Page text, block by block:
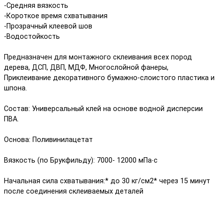
-Средняя вязкость
-Короткое время схватывания
-Прозрачный клеевой шов
-Водостойкость
Предназначен для монтажного склеивания всех пород
дерева, ДСП, ДВП, МДФ, Многослойной фанеры,
Приклеивание декоративного бумажно-слоистого пластика и
шпона.
Состав: Универсальный клей на основе водной дисперсии
ПВА.
Основа: Поливинилацетат
Вязкость (по Брукфильду): 7000- 12000 мПа∙с
Начальная сила схватывания:* до 30 кг/см2* через 15 минут
после соединения склеиваемых деталей